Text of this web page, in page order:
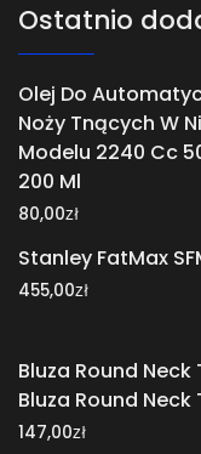
Ostatnio
Olej Do
Noży Tnących W
Modelu 2240 Cc
200 Ml
80,00zł
Stanley FatMax
455,00zł
Bluza Round
Bluza Round Neck
147,00zł